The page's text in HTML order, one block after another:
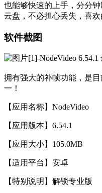
也能够快速的上手，分分
云盘，不必担心丢失，喜欢
软件截图
拥有强大的补帧功能，是
一！
【应用名称】NodeVideo
【应用版本】6.54.1
【应用大小】105.0MB
【适用平台】安卓
【特别说明】解锁专业版